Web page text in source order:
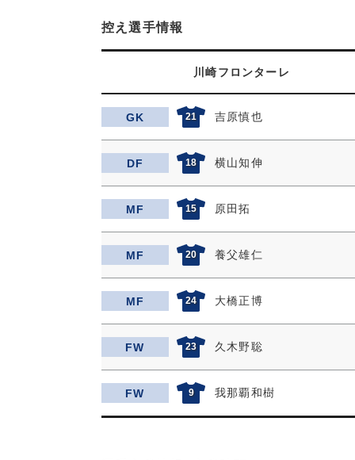
控え選手情報
川崎フロンターレ
GK 21 吉原慎也
DF 18 横山知伸
MF 15 原田拓
MF 20 養父雄仁
MF 24 大橋正博
FW 23 久木野聡
FW 9 我那覇和樹